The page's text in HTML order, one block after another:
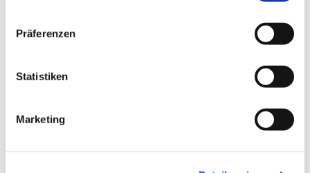
Präferenzen
Statistiken
Marketing